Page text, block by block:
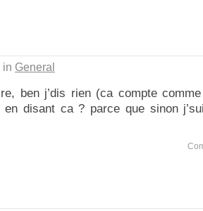
in General
ben j’dis rien (ca compte
disant ca ? parce que sinon